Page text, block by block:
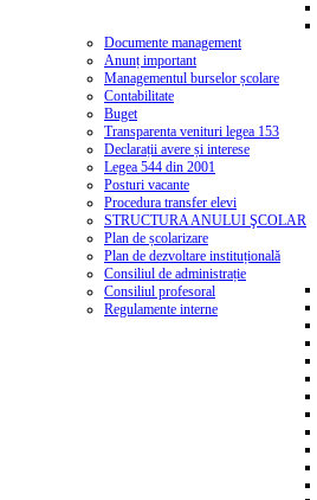
Documente management
Anunț important
Managementul burselor școlare
Contabilitate
Buget
Transparenta venituri legea 153
Declarații avere și interese
Legea 544 din 2001
Posturi vacante
Procedura transfer elevi
STRUCTURA ANULUI ŞCOLAR
Plan de școlarizare
Plan de dezvoltare instituțională
Consiliul de administrație
Consiliul profesoral
Regulamente interne